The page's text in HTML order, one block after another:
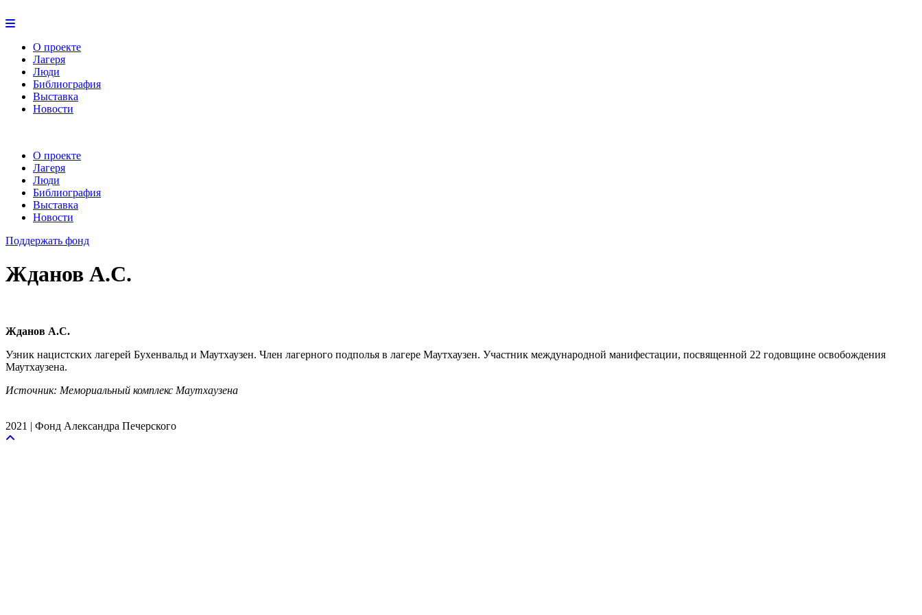
О проекте
Лагеря
Люди
Библиография
Выставка
Новости
О проекте
Лагеря
Люди
Библиография
Выставка
Новости
Поддержать фонд
Жданов А.С.
Жданов А.С.
Узник нацистских лагерей Бухенвальд и Маутхаузен. Член лагерного подполья в лагере Маутхаузен. Участник международной манифестации, посвященной 22 годовщине освобождения
Маутхаузена.
Источник: Мемориальный комплекс Маутхаузена
2021 | Фонд Александра Печерского